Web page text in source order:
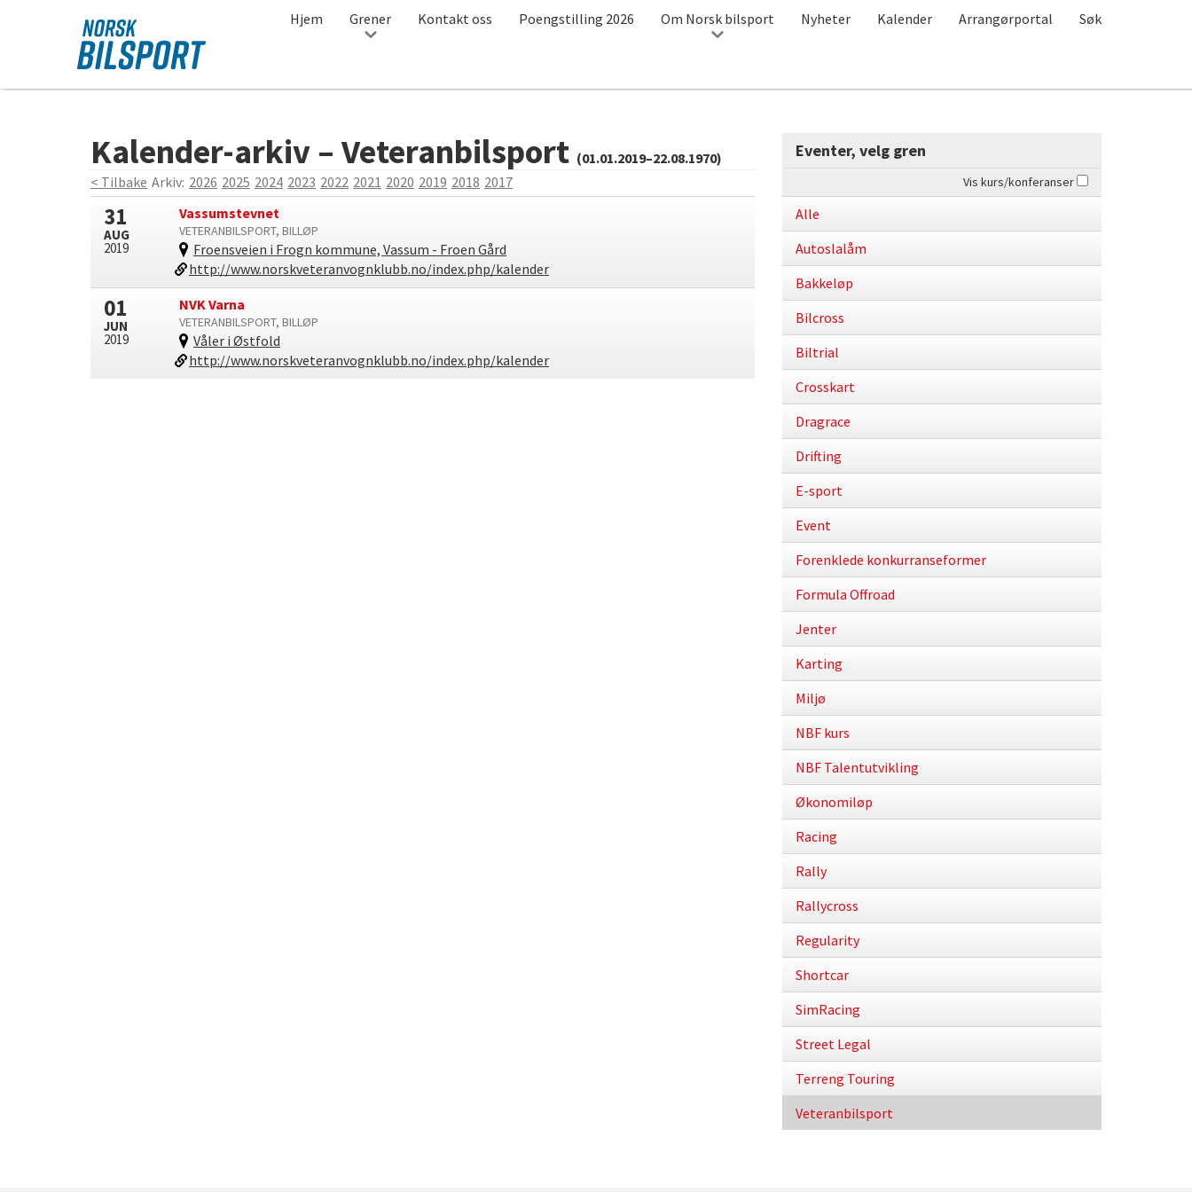
Norsk
bilsport
Hjem Grener Kontakt oss Poengstilling 2026 Om Norsk bilsport Nyheter Kalender Arrangørportal Søk
Eventer, velg gren
Vis kurs/konferanser
Alle
Autoslalåm
Bakkeløp
Bilcross
Biltrial
Crosskart
Dragrace
Drifting
E-sport
Event
Forenklede konkurranseformer
Formula Offroad
Jenter
Karting
Miljø
NBF kurs
NBF Talentutvikling
Økonomiløp
Racing
Rally
Rallycross
Regularity
Shortcar
SimRacing
Street Legal
Terreng Touring
Veteranbilsport
Kalender-arkiv – Veteranbilsport (01.01.2019–22.08.1970)
< Tilbake Arkiv: 2026 2025 2024 2023 2022 2021 2020 2019 2018 2017
31
AUG
2019
Vassumstevnet
VETERANBILSPORT, BILLØP
Froensveien i Frogn kommune, Vassum - Froen Gård
http://www.norskveteranvognklubb.no/index.php/kalender
01
JUN
2019
NVK Varna
VETERANBILSPORT, BILLØP
Våler i Østfold
http://www.norskveteranvognklubb.no/index.php/kalender